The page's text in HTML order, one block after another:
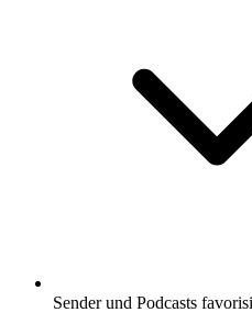
Sender und Podcasts